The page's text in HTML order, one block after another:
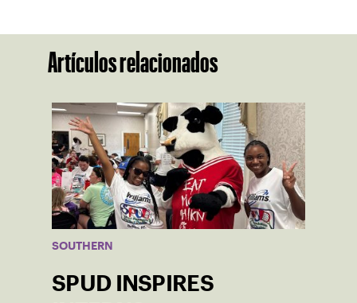
Artículos relacionados
SOUTHERN
SPUD INSPIRES